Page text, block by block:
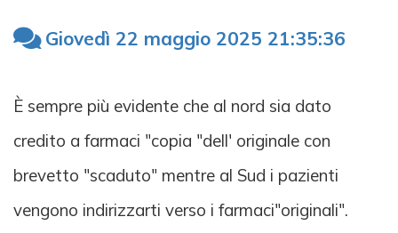
Giovedì 22 maggio 2025 21:35:36
È sempre più evidente che al nord sia dato
credito a farmaci "copia "dell' originale con
brevetto "scaduto" mentre al Sud i pazienti
vengono indirizzarti verso i farmaci"originali".